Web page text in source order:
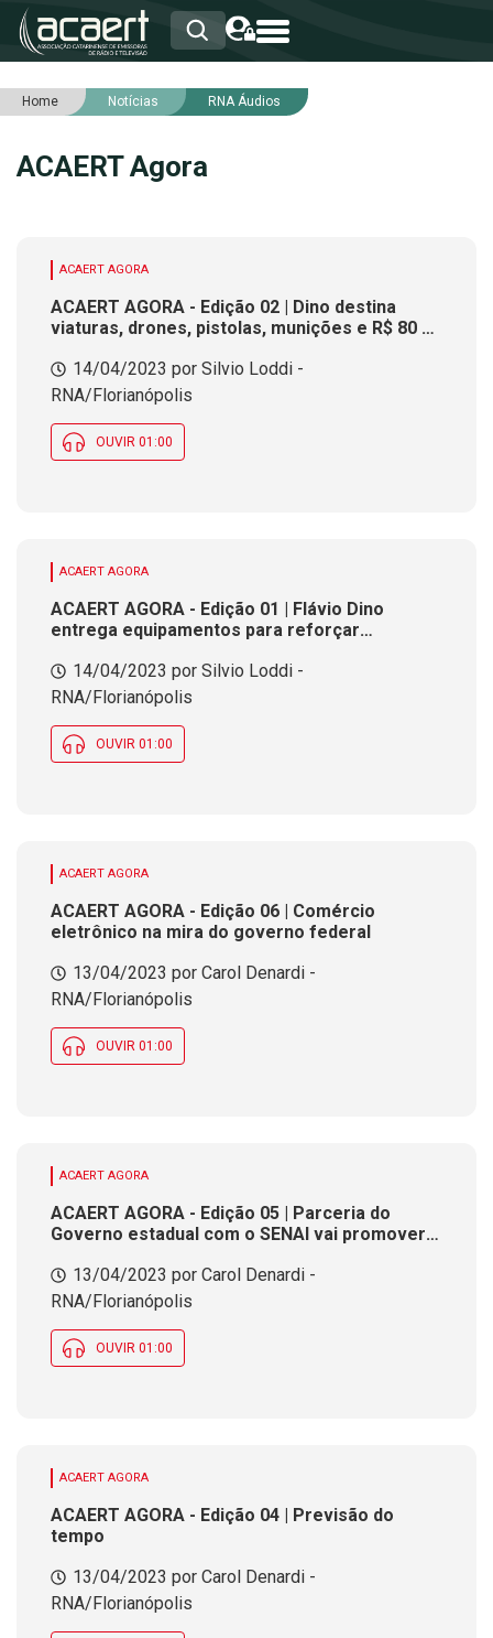
HOME
ASSOCIADOS
SERVIÇOS
Home Notícias RNA Áudios
ACAERT Agora
ACAERT AGORA
ACAERT AGORA - Edição 02 | Dino destina
viaturas, drones, pistolas, munições e R$ 80 mi
14/04/2023 por Silvio Loddi -
RNA/Florianópolis
OUVIR 01:00
ACAERT AGORA
ACAERT AGORA - Edição 01 | Flávio Dino
entrega equipamentos para reforçar
14/04/2023 por Silvio Loddi -
RNA/Florianópolis
OUVIR 01:00
ACAERT AGORA
ACAERT AGORA - Edição 06 | Comércio
eletrônico na mira do governo federal
13/04/2023 por Carol Denardi -
RNA/Florianópolis
OUVIR 01:00
ACAERT AGORA
ACAERT AGORA - Edição 05 | Parceria do
Governo estadual com o SENAI vai promover
13/04/2023 por Carol Denardi -
RNA/Florianópolis
OUVIR 01:00
ACAERT AGORA
ACAERT AGORA - Edição 04 | Previsão do
tempo
13/04/2023 por Carol Denardi -
RNA/Florianópolis